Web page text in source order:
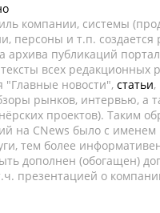
компании, системы
персоны и т.п. создается
архива публикаций
всех редакционных
"Главные новости", статьи,
рынков, интервью, а
проектов). Таким
на CNews было с
тем более
дополнен (обогащен)
презентацией о